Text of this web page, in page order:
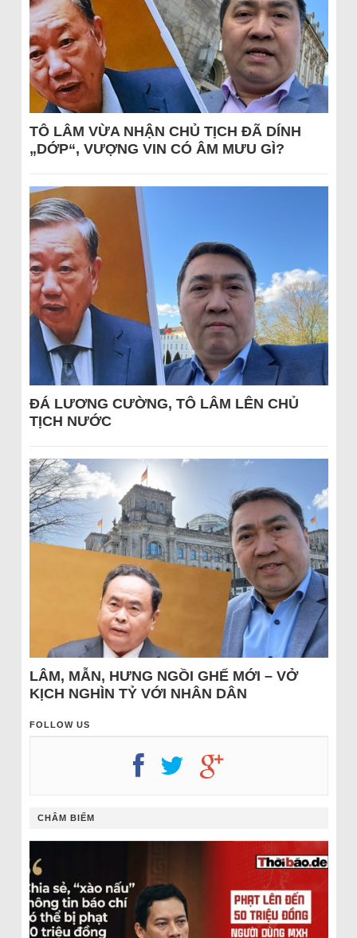
TÔ LÂM VỪA NHẬN CHỦ TỊCH ĐÃ DÍNH
„DỚP“, VƯỢNG VIN CÓ ÂM MƯU GÌ?
ĐÁ LƯƠNG CƯỜNG, TÔ LÂM LÊN CHỦ
TỊCH NƯỚC
LÂM, MẪN, HƯNG NGỒI GHẾ MỚI – VỞ
KỊCH NGHÌN TỶ VỚI NHÂN DÂN
FOLLOW US
CHÂM BIẾM